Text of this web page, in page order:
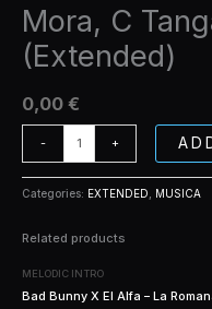
Mora, C
(Extended)
0,00 €
-
Tangana
-
DROGA
quantity
+
Categories: EXTENDED MUSICA
Related products
MELODIC INTRO
Bad Bunny X El Alfa – La